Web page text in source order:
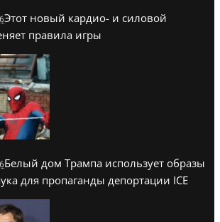
Этот новый кардио- и силовой
правила игры
Белый дом Трампа использует образы
для пропаганды депортации ICE